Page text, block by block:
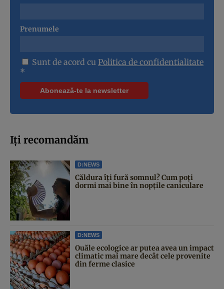
Prenumele
Sunt de acord cu Politica de confidentialitate
*
Iți recomandăm
D:NEWS
Căldura îți fură somnul? Cum poți
dormi mai bine în nopțile caniculare
D:NEWS
Ouăle ecologice ar putea avea un impact
climatic mai mare decât cele provenite
din ferme clasice